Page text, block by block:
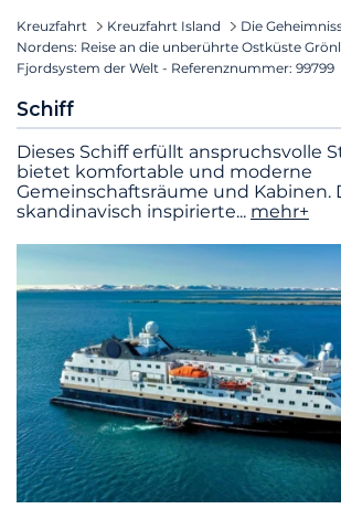
Kreuzfahrt Kreuzfahrt Island
Die
Nordens: Reise an die unberührte Ostküste
Fjordsystem der Welt - Referenznummer: 99799
Schiff
Dieses Schiff erfüllt anspruchsvolle
bietet komfortable und moderne
Gemeinschaftsräume und Kabinen.
skandinavisch inspirierte... mehr+